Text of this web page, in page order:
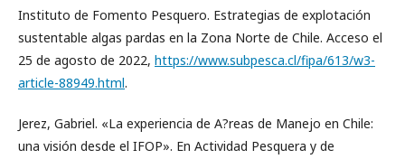
Instituto de Fomento Pesquero. Estrategias de explotación
sustentable algas pardas en la Zona Norte de Chile. Acceso el
25 de agosto de 2022, https://www.subpesca.cl/fipa/613/w3-
article-88949.html.
Jerez, Gabriel. «La experiencia de A?reas de Manejo en Chile:
una visión desde el IFOP». En Actividad Pesquera y de